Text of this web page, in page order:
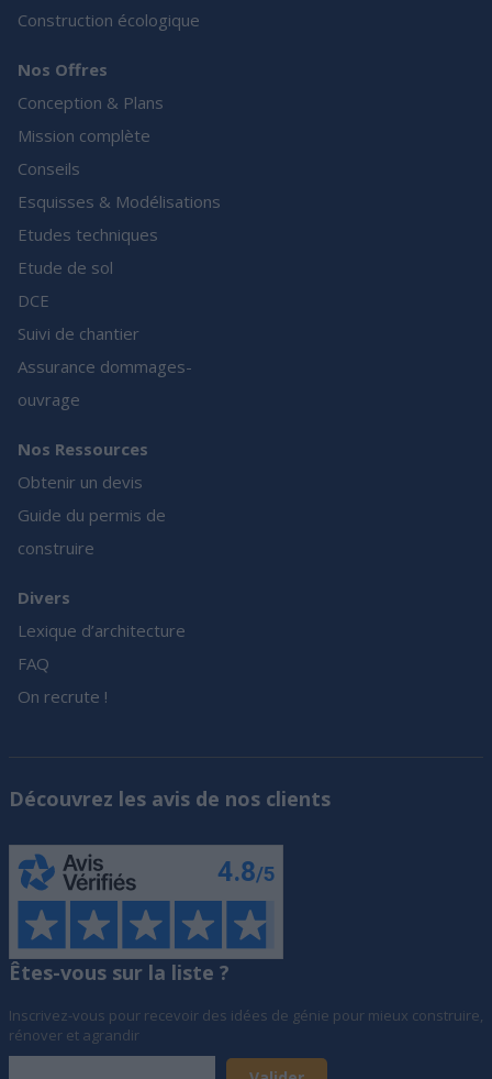
Construction écologique
Nos Offres
Conception & Plans
Mission complète
Conseils
Esquisses & Modélisations
Etudes techniques
Etude de sol
DCE
Suivi de chantier
Assurance dommages-
ouvrage
Nos Ressources
Obtenir un devis
Guide du permis de
construire
Divers
Lexique d’architecture
FAQ
On recrute !
Découvrez les avis de nos clients
Êtes-vous sur la liste ?
Inscrivez-vous pour recevoir des idées de génie pour mieux construire,
rénover et agrandir